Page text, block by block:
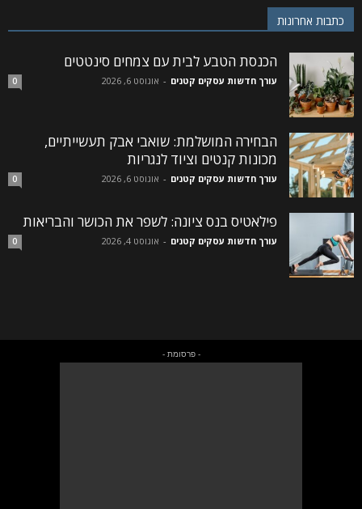
כתבות אחרונות
הכנסת הטבע לבית עם צמחים סינטטים
עורך חדשות עסקים קטנים - אוגוסט 6, 2026 0
הבחירה המושלמת: שואבי אבק תעשייתיים,
מכונות קנטים וציוד לנגריות
עורך חדשות עסקים קטנים - אוגוסט 6, 2026 0
פילאטיס בנס ציונה: לשפר את הכושר והבריאות
עורך חדשות עסקים קטנים - אוגוסט 4, 2026 0
- פרסומת -